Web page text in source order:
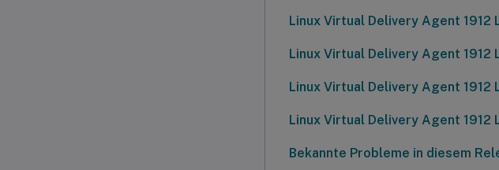
Linux Virtual Delivery Agent 1912
Linux Virtual Delivery Agent 1912
Linux Virtual Delivery Agent 1912
Linux Virtual Delivery Agent 1912
Bekannte Probleme in diesem